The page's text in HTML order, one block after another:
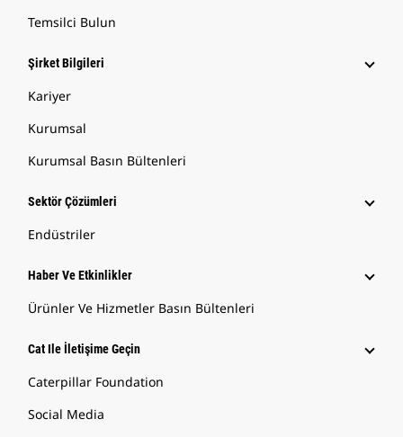
Temsilci Bulun
Şirket Bilgileri
Kariyer
Kurumsal
Kurumsal Basın Bültenleri
Sektör Çözümleri
Endüstriler
Haber Ve Etkinlikler
Ürünler Ve Hizmetler Basın Bültenleri
Cat Ile İletişime Geçin
Caterpillar Foundation
Social Media